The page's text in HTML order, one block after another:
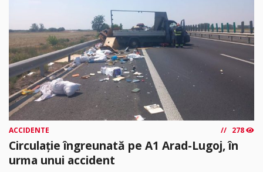
ACCIDENTE 278
Circulație îngreunată pe A1 Arad-Lugoj, în
urma unui accident